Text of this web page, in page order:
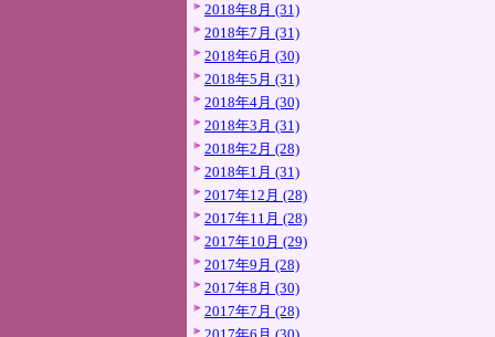
2018年8月 (31)
2018年7月 (31)
2018年6月 (30)
2018年5月 (31)
2018年4月 (30)
2018年3月 (31)
2018年2月 (28)
2018年1月 (31)
2017年12月 (28)
2017年11月 (28)
2017年10月 (29)
2017年9月 (28)
2017年8月 (30)
2017年7月 (28)